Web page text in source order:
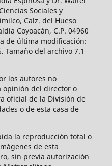
Sociales y
Calz. del Hueso
Coyoacán, C.P. 04960
de última modificación:
Tamaño del archivo 7.1
los autores no
opinión del director o
oficial de la División de
o de esta casa de
la reproducción total o
de esta
sin previa autorización